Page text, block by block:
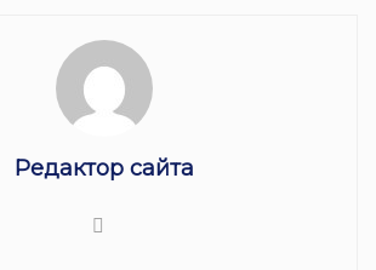
Редактор сайта